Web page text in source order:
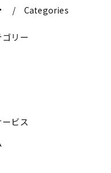
Categories
リー
ビス